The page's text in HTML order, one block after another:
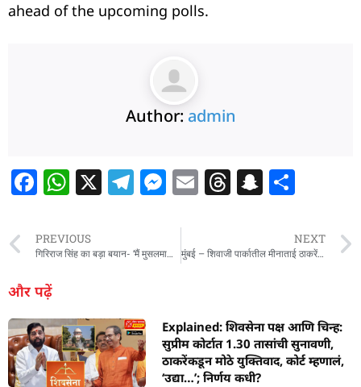
ahead of the upcoming polls.
Author: admin
F
c
e
b
o
o
k
W
at
s
p
p
X T
g
m
M
ss
e
er
E
l
T
a
s
S
p
at
ar
e
PREVIOUS
गिरिराज सिंह का बड़ा बयान- ‘मैं मुसलमानों का विरोधी नहीं हूं, लेकिन…’, राहुल-तेजस्वी को निशाने पर लिया
NEXT
मुंबई – शिवाजी पार्कातील मीनाताई ठाकरेंच्या पुतळ्याला रंग फासण्याचा प्रयत्न, परिसरात तणाव
और पढ़ें
Explained: शिवसेना पक्ष आणि चिन्ह:
सुप्रीम कोर्टात 1.30 तासांची सुनावणी,
ठाकरेंकडून मोठे युक्तिवाद, कोर्ट म्हणालं,
‘उद्या…’; निर्णय कधी?